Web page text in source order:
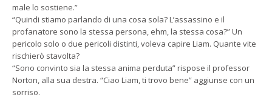
male lo sostiene.”
“Quindi stiamo parlando di una cosa sola? L’assassino e il
profanatore sono la stessa persona, ehm, la stessa cosa?” Un
pericolo solo o due pericoli distinti, voleva capire Liam. Quante vite
rischierò stavolta?
“Sono convinto sia la stessa anima perduta” rispose il professor
Norton, alla sua destra. “Ciao Liam, ti trovo bene” aggiunse con un
sorriso.